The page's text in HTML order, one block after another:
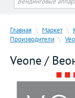
Главная \ Маркет \
Производители \
Veone /